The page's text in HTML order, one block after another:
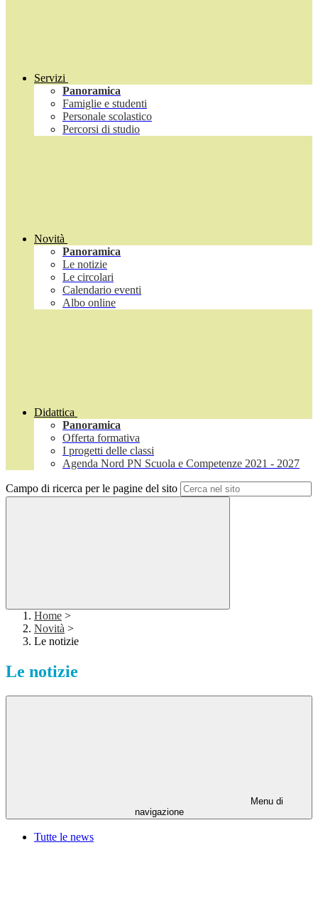
Servizi
Panoramica
Famiglie e studenti
Personale scolastico
Percorsi di studio
Novità
Panoramica
Le notizie
Le circolari
Calendario eventi
Albo online
Didattica
Panoramica
Offerta formativa
I progetti delle classi
Agenda Nord PN Scuola e Competenze 2021 - 2027
Campo di ricerca per le pagine del sito
Home >
Novità >
Le notizie
Le notizie
Menu di
navigazione
Tutte le news